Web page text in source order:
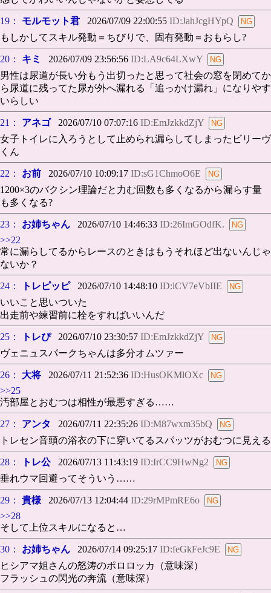
19： モルモット君 2026/07/09 22:00:55 ID:JahJcgHYpQ
もしかしてスキル発動＝ちびりで、固有発動＝おもらし?
20： キミ 2026/07/09 23:56:56 ID:LA9c64LXwY
男性は尿道が長い分もう出切ったと思って社会の窓を閉めてか
ら尿道に残ってた尿が外へ漏れる「追っかけ漏れ」になりやす
いらしい
21： アネゴ2026/07/10 07:07:16 ID:EmJzkkdZjY
女子トイレに入ろうとして止められ漏らしてしまったビリーヴ
くん
22： お前 2026/07/10 10:09:17 ID:sG1ChmoO6E
1200×3のバクシン理論だと力む回数も多くなるから漏らす量
も多くなる?
23： お姉ちゃん 2026/07/10 14:46:33 ID:26ImGOdfK.
>>22
常に漏らしてるからレースのときはもうそれほど出ないんじゃ
ないか？
24： トレピッピ2026/07/10 14:48:10 ID:lCV7eVbIIE
いいこと思いついた
出走前や練習前に栓をすればいいんだ
25： トレぴ2026/07/10 23:30:57 ID:EmJzkkdZjY
ヴェニュスパークちゃんは多分オムツァー
26： 大将 2026/07/11 21:52:36 ID:HusOKMlOXc
>>25
汚部屋とおむつは相性が最悪すぎる……
27： アンタ 2026/07/11 22:35:26 ID:M87wxm35bQ
トレセン音頭の浴衣の下に穿いてるスパッツがおむつに見える
28： トレ公2026/07/13 11:43:19 ID:IrCC9HwNg2
垂れウマ回避ってそういう……
29： 貴様 2026/07/13 12:04:44 ID:29rMPmRE6o
>>28
そして上位スキルになると…
30： お姉ちゃん 2026/07/14 09:25:17 ID:feGkFeJc9E
ヒシアマ姐さんの怒涛のポロロッカ（意味深）
フラッシュの閃光の奔流（意味深）